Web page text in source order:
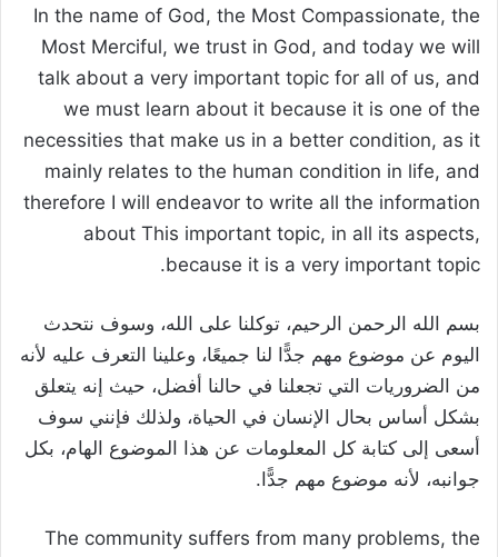
In the name of God, the Most Compassionate, the
Most Merciful, we trust in God, and today we will
talk about a very important topic for all of us, and
we must learn about it because it is one of the
necessities that make us in a better condition, as it
mainly relates to the human condition in life, and
therefore I will endeavor to write all the information
about This important topic, in all its aspects,
because it is a very important topic.
بسم الله الرحمن الرحيم، توكلنا على الله، وسوف نتحدث
اليوم عن موضوع مهم جدًّا لنا جميعًا، وعلينا التعرف عليه لأنه
من الضروريات التي تجعلنا في حالنا أفضل، حيث إنه يتعلق
بشكل أساس بحال الإنسان في الحياة، ولذلك فإنني سوف
أسعى إلى كتابة كل المعلومات عن هذا الموضوع الهام، بكل
جوانبه، لأنه موضوع مهم جدًّا.
The community suffers from many problems, the